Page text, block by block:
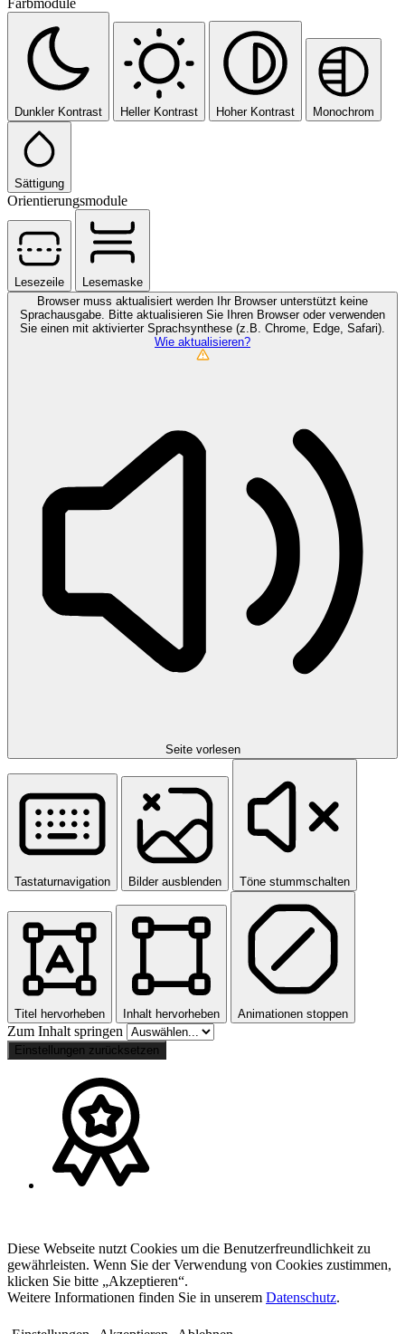
Dunkler Kontrast Heller Kontrast Hoher Kontrast Monochrom
Sättigung
Orientierungsmodule
Lesezeile
Lesemaske
Browser muss aktualisiert werden
Ihr Browser unterstützt keine
Sprachausgabe. Bitte aktualisieren Sie Ihren Browser oder verwenden
Sie einen mit aktivierter Sprachsynthese (z.B. Chrome, Edge, Safari).
Wie aktualisieren?
Seite vorlesen
Tastaturnavigation Bilder ausblenden Töne stummschalten
Titel hervorheben Inhalt hervorheben Animationen stoppen
Zum Inhalt springen
Einstellungen zurücksetzen
Diese Webseite nutzt Cookies um die Benutzerfreundlichkeit zu
gewährleisten. Wenn Sie der Verwendung von Cookies zustimmen,
klicken Sie bitte „Akzeptieren“.
Weitere Informationen finden Sie in unserem Datenschutz.